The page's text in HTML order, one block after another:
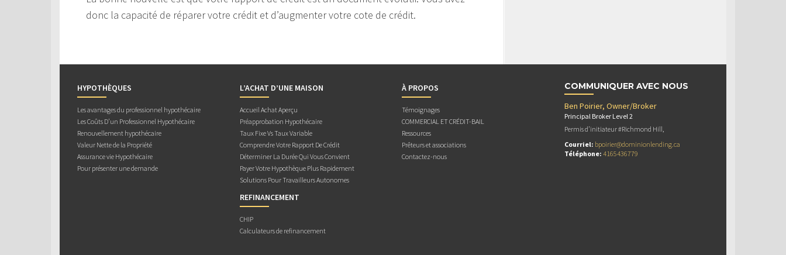
donc la capacité de réparer votre crédit et d’augmenter votre cote de crédit.
HYPOTHÈQUES
Les avantages du professionnel hypothécaire
Les Coûts D’un Professionnel Hypothécaire
Renouvellement hypothécaire
Valeur Nette de la Propriété
Assurance vie Hypothécaire
Pour présenter une demande
L’ACHAT D’UNE MAISON
Accueil Achat Aperçu
Préapprobation Hypothécaire
Taux Fixe Vs Taux Variable
Comprendre Votre Rapport De Crédit
Déterminer La Durée Qui Vous Convient
Payer Votre Hypothèque Plus Rapidement
Solutions Pour Travailleurs Autonomes
REFINANCEMENT
CHIP
Calculateurs de refinancement
À PROPOS
Témoignages
COMMERCIAL ET CRÉDIT-BAIL
Ressources
Prêteurs et associations
Contactez-nous
COMMUNIQUER AVEC NOUS
Ben Poirier, Owner/Broker
Principal Broker Level 2
Permis d’initiateur #Richmond Hill,
Courriel: bpoirier@dominionlending.ca
Téléphone: 4165436779